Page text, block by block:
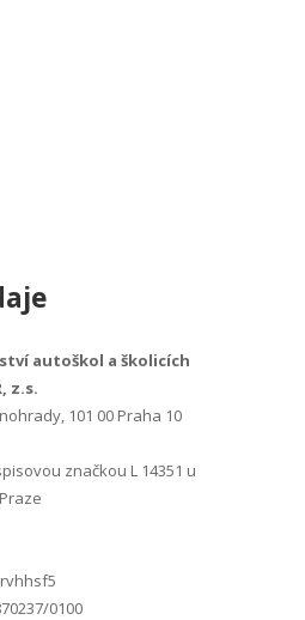
autoškol a školicích
z.s.
101 00 Praha 10
značkou L 14351 u
rvhhsf5
0100